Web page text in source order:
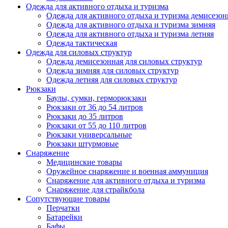
Одежда для активного отдыха и туризма
Одежда для активного отдыха и туризма
Одежда для активного отдыха и туризма зимняя
Одежда для активного отдыха и туризма летняя
Одежда тактическая
Одежда для силовых структур
Одежда демисезонная для силовых структур
Одежда зимняя для силовых структур
Одежда летняя для силовых структур
Рюкзаки
Баулы, сумки, герморюкзаки
Рюкзаки от 36 до 54 литров
Рюкзаки до 35 литров
Рюкзаки от 55 до 110 литров
Рюкзаки универсальные
Рюкзаки штурмовые
Снаряжение
Медицинские товары
Оружейное снаряжение и военная аммуниция
Снаряжение для активного отдыха и туризма
Снаряжение для страйкбола
Сопутствующие товары
Перчатки
Батарейки
Бафы